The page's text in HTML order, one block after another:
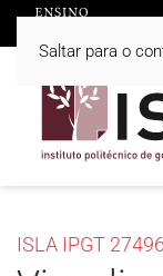
Saltar para o
ISLA IPGT 27496